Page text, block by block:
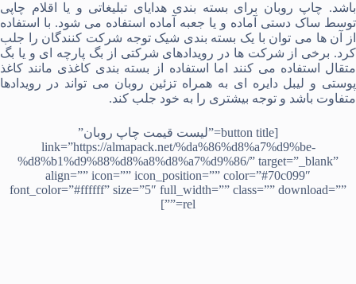
باشد. چاپ روبان برای بسته بندی هدایای تبلیغاتی و یا اقلام چاپی
توسط ساک دستی آماده و یا جعبه آماده استفاده می شود. با استفاده
از آن ها می توان با یک بسته بندی شیک توجه شرکت کنندگان را جلب
کرد. برخی از شرکت ها در رویدادهای شرکتی از بگ پارچه ای و یا بگ
متقال استفاده می کنند اما استفاده از بسته بندی کاغذی مانند کاغذ
پوستی و لیبل دایره ای به همراه تزئین روبان می تواند در رویدادها
متفاوت باشد و توجه بیشتری را به خود جلب کند.
[button title=”لیست قیمت چاپ روبان”
link=”https://almapack.net/%da%86%d8%a7%d9%be-
%d8%b1%d9%88%d8%a8%d8%a7%d9%86/” target=”_blank”
align=”” icon=”” icon_position=”” color=”#70c099″
font_color=”#ffffff” size=”5″ full_width=”” class=”” download=””
rel=””]